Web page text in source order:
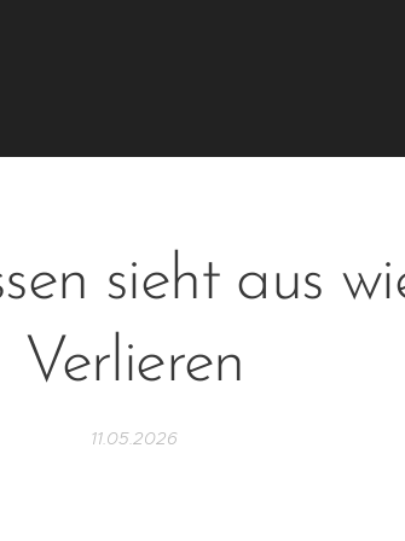
sieht aus
Verlieren
11.05.2026